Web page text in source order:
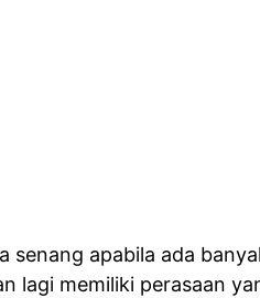
senang apabila ada
lagi memiliki perasaan